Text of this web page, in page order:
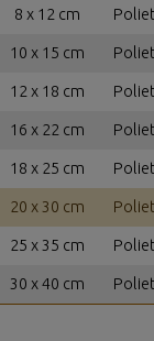
8 x 12 cm
10 x 15 cm
12 x 18 cm
16 x 22 cm
18 x 25 cm
20 x 30 cm
25 x 35 cm
30 x 40 cm